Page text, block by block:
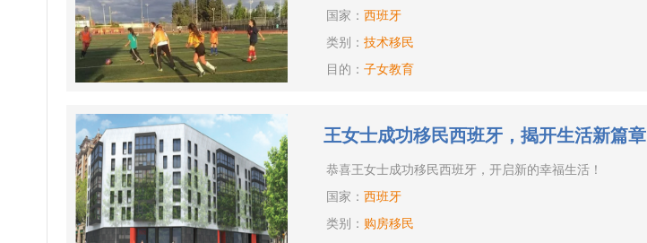
国家： 西班牙
类别： 技术移民
目的： 子女教育
王女士成功移民西班牙，揭开生活新篇章
恭喜王女士成功移民西班牙，开启新的幸福生活！
国家： 西班牙
类别： 购房移民